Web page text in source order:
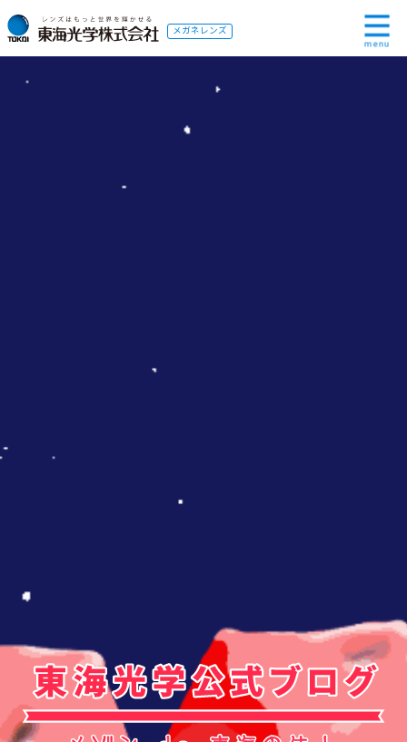
メガネレンズ